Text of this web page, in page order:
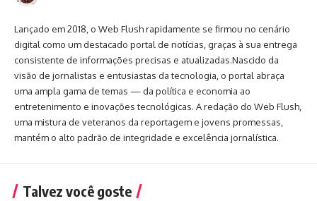
Lançado em 2018, o Web Flush rapidamente se firmou no cenário
digital como um destacado portal de notícias, graças à sua entrega
consistente de informações precisas e atualizadas.Nascido da
visão de jornalistas e entusiastas da tecnologia, o portal abraça
uma ampla gama de temas — da política e economia ao
entretenimento e inovações tecnológicas. A redação do Web Flush,
uma mistura de veteranos da reportagem e jovens promessas,
mantém o alto padrão de integridade e excelência jornalística.
Talvez você goste